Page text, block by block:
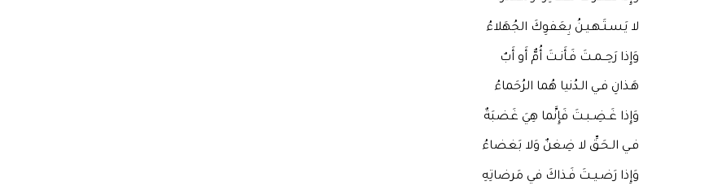
لا يَـسـتَـهـيـنُ بِعَفوِكَ الجُهَلاءُ
وَإِذا رَحِــمـتَ فَـأَنـتَ أُمٌّ أَو أَبٌ
هَـذانِ فـي الـدُنيا هُما الرُحَماءُ
وَإِذا غَـضِـبـتَ فَإِنَّما هِيَ غَضبَةٌ
فـي الـحَـقِّ لا ضِغنٌ وَلا بَغضاءُ
وَإِذا رَضـيـتَ فَـذاكَ في مَرضاتِهِ